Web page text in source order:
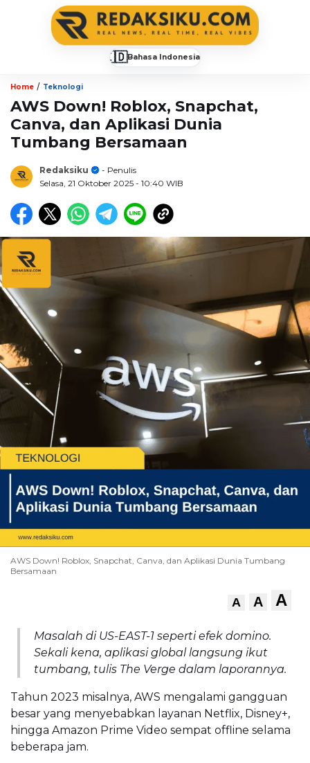
🇮🇩Bahasa Indonesia
Home / Teknologi
AWS Down! Roblox, Snapchat,
Canva, dan Aplikasi Dunia
Tumbang Bersamaan
Redaksiku
- Penulis
Selasa, 21 Oktober 2025 - 10:40 WIB
AWS Down! Roblox, Snapchat, Canva, dan Aplikasi Dunia Tumbang
Bersamaan
A A A
Masalah di US-EAST-1 seperti efek domino.
Sekali kena, aplikasi global langsung ikut
tumbang, tulis The Verge dalam laporannya.
Tahun 2023 misalnya, AWS mengalami gangguan
besar yang menyebabkan layanan Netflix, Disney+,
hingga Amazon Prime Video sempat offline selama
beberapa jam.